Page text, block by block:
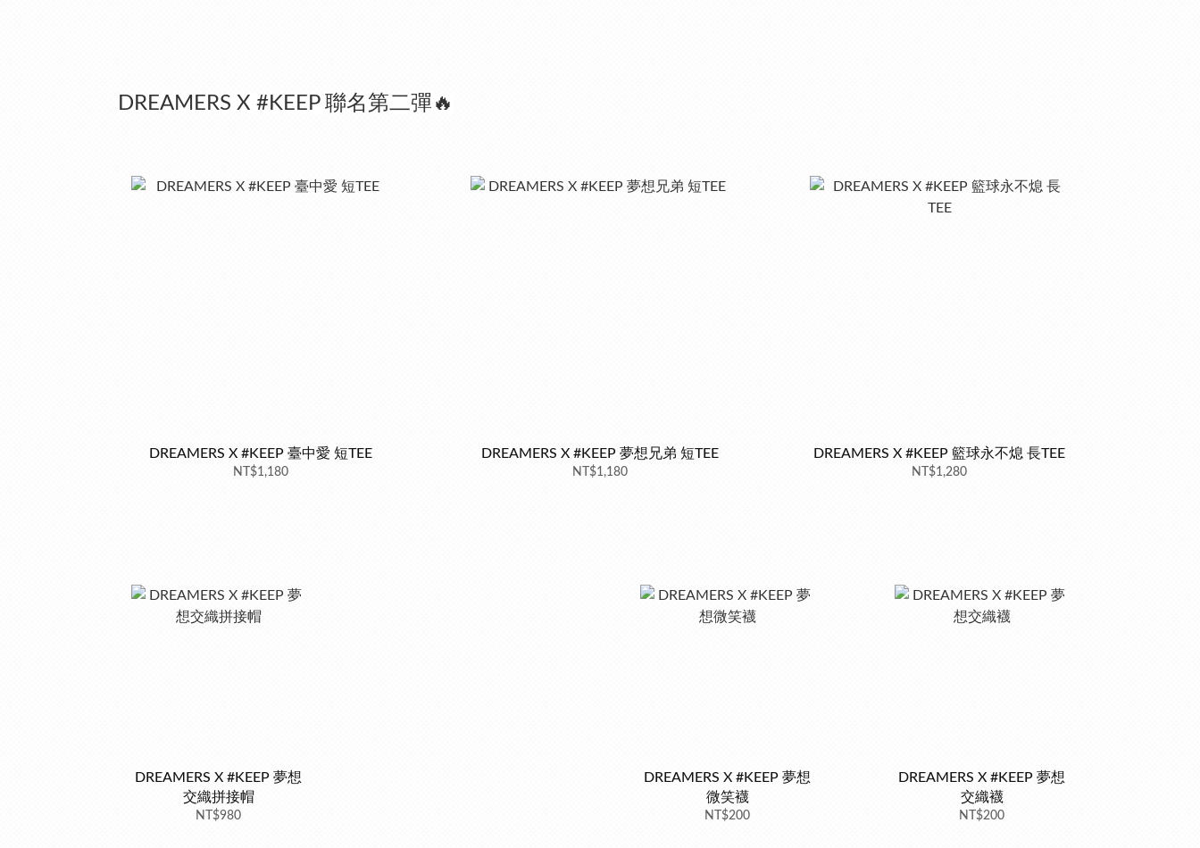
DREAMERS X #KEEP 聯名第二彈🔥
DREAMERS X #KEEP 臺中愛 短TEE
NT$1,180
DREAMERS X #KEEP 夢想兄弟 短TEE
NT$1,180
DREAMERS X #KEEP 籃球永不熄 長TEE
NT$1,280
DREAMERS X #KEEP 夢想
交織拼接帽
NT$980
DREAMERS X #KEEP 夢想
微笑襪
NT$200
DREAMERS X #KEEP 夢想
交織襪
NT$200